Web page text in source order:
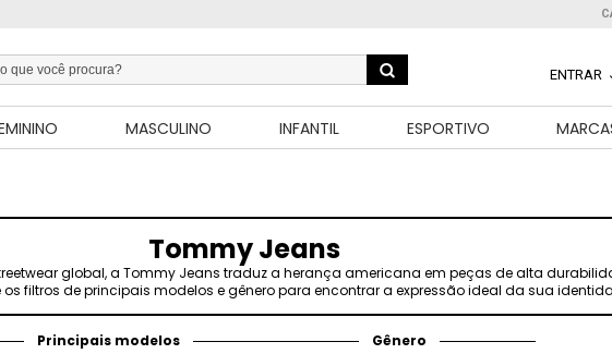
ENTRAR
MASCULINO INFANTIL ESPORTIVO
Tommy Jeans
global, a Tommy Jeans traduz a herança americana em peças de alta
os filtros de principais modelos e gênero para encontrar a expressão ideal da sua
Principais modelos Gênero